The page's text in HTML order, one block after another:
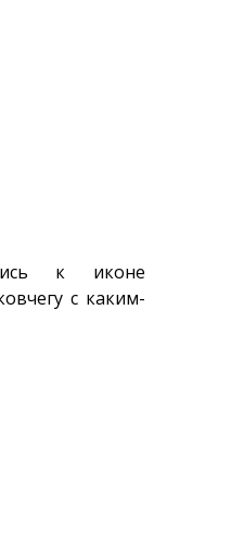
к иконе
с каким-